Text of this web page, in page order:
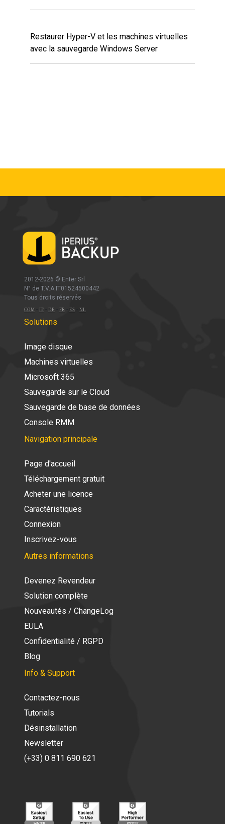
Restaurer Hyper-V et les machines virtuelles
avec la sauvegarde Windows Server
2012-2026 © Enter Srl
N° de T.V.A IT01524500442
Tous droits réservés
COM IT DE FR ES NL
Solutions
Image disque
Machines virtuelles
Microsoft 365
Sauvegarde sur le Cloud
Sauvegarde de base de données
Console RMM
Navigation principale
Page d'accueil
Téléchargement gratuit
Acheter une licence
Caractéristiques
Connexion
Inscrivez-vous
Autres informations
Devenez Revendeur
Solution complète
Nouveautés / ChangeLog
EULA
Confidentialité / RGPD
Blog
Info & Support
Contactez-nous
Tutorials
Désinstallation
Newsletter
(+33) 0 811 690 621